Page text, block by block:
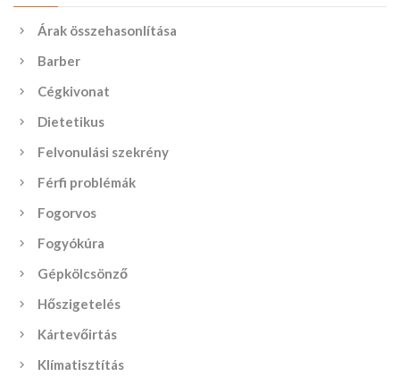
Árak összehasonlítása
Barber
Cégkivonat
Dietetikus
Felvonulási szekrény
Férfi problémák
Fogorvos
Fogyókúra
Gépkölcsönző
Hőszigetelés
Kártevőirtás
Klímatisztítás